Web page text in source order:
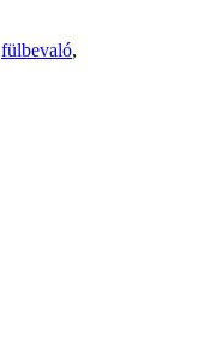
fülbevaló,